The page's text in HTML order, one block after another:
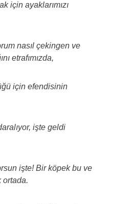
için ayaklarımızı
nasıl çekingen ve
etrafımızda,
için efendisinin
işte geldi
işte! Bir köpek bu ve
ortada.